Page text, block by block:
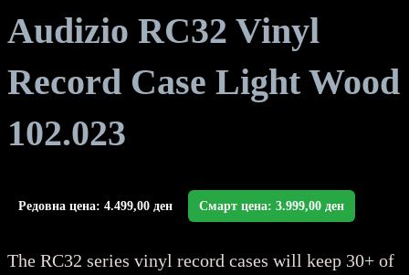
Audizio RC32 Vinyl
Record Case Light Wood
102.023
Редовна цена: 4.499,00 ден Смарт цена: 3.999,00 ден
The RC32 series vinyl record cases will keep 30+ of